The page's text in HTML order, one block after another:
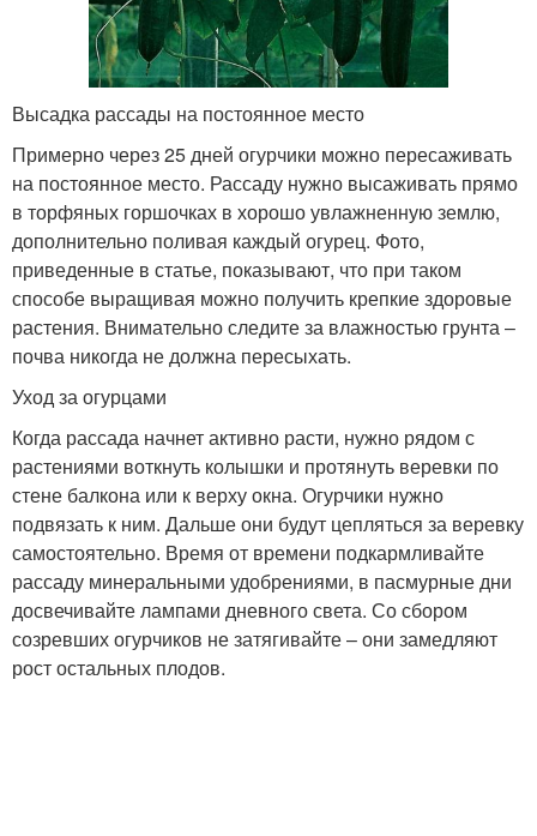
Высадка рассады на постоянное место
Примерно через 25 дней огурчики можно пересаживать
на постоянное место. Рассаду нужно высаживать прямо
в торфяных горшочках в хорошо увлажненную землю,
дополнительно поливая каждый огурец. Фото,
приведенные в статье, показывают, что при таком
способе выращивая можно получить крепкие здоровые
растения. Внимательно следите за влажностью грунта –
почва никогда не должна пересыхать.
Уход за огурцами
Когда рассада начнет активно расти, нужно рядом с
растениями воткнуть колышки и протянуть веревки по
стене балкона или к верху окна. Огурчики нужно
подвязать к ним. Дальше они будут цепляться за веревку
самостоятельно. Время от времени подкармливайте
рассаду минеральными удобрениями, в пасмурные дни
досвечивайте лампами дневного света. Со сбором
созревших огурчиков не затягивайте – они замедляют
рост остальных плодов.